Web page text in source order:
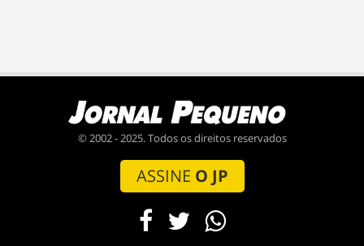
© 2002 - 2025. Todos os direitos reservados
ASSINE O JP